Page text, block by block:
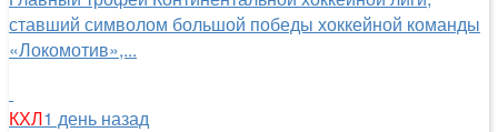
ставший символом большой победы хоккейной команды
«Локомотив»,...
КХЛ1 день назад